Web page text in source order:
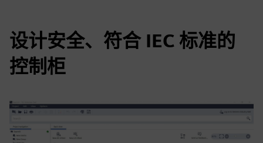
设计安全、符合 IEC 标准的
控制柜